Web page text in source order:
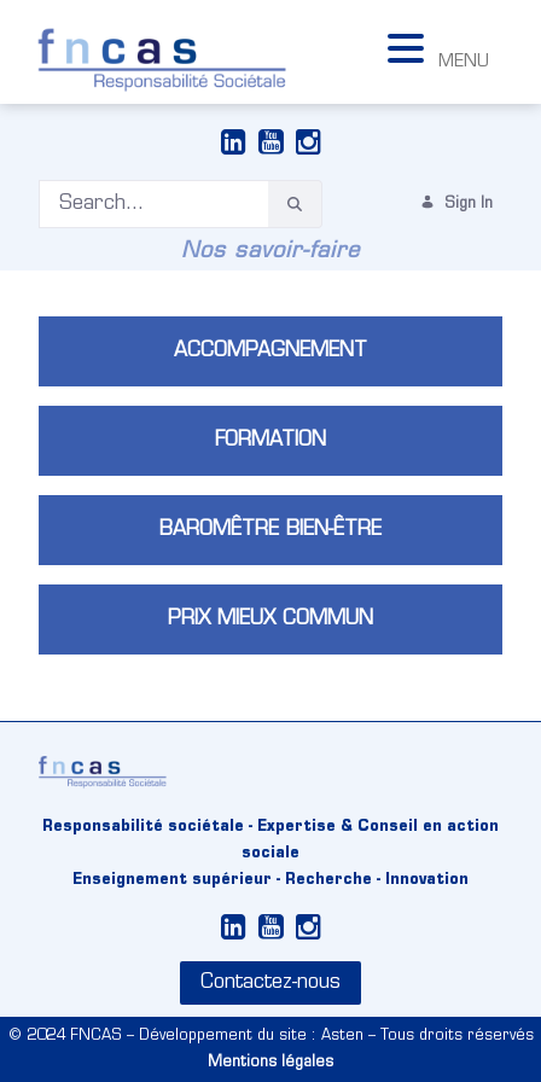
Sign In
MENU
Nos savoir-faire
ACCOMPAGNEMENT
FORMATION
BAROMÊTRE BIEN-ÊTRE
PRIX MIEUX COMMUN
Responsabilité sociétale - Expertise & Conseil en action
sociale
Enseignement supérieur - Recherche - Innovation
Contactez-nous
© 2024 FNCAS – Développement du site : Asten – Tous droits réservés
Mentions légales